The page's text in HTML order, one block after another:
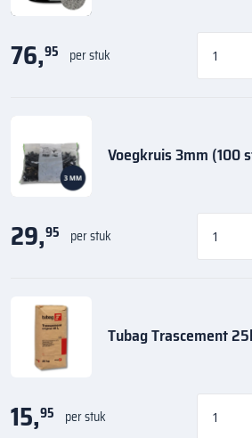
76,95 per stuk
Voegkruis 3mm (100
29,95 per stuk
Tubag Trascement
15,95 per stuk